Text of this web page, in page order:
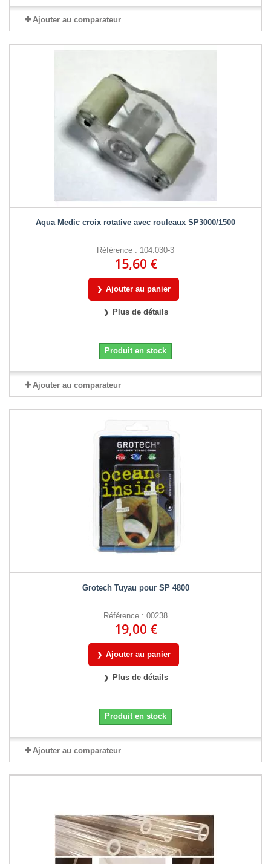
Ajouter au comparateur
Aqua Medic croix rotative avec rouleaux SP3000/1500
Référence : 104.030-3
15,60 €
Ajouter au panier
Plus de détails
Produit en stock
Ajouter au comparateur
Grotech Tuyau pour SP 4800
Référence : 00238
19,00 €
Ajouter au panier
Plus de détails
Produit en stock
Ajouter au comparateur